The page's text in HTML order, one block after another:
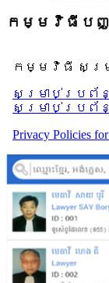
កម្មវិធីបញ្ជី
កម្មវិធី សម្រាប់
សម្រាប់​ប្រព័ន្
សម្រាប់​ប្រព័ន្
Privacy Policies